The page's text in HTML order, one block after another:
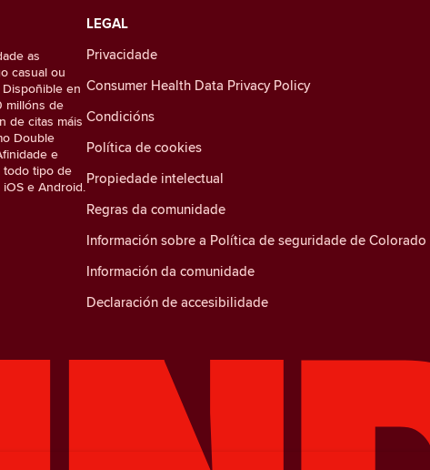
as
casual ou
en
millóns de
de citas máis
Double
e
todo tipo de
e Android.
LEGAL
Privacidade
Consumer Health Data Privacy Policy
Condicións
Política de cookies
Propiedade intelectual
Regras da comunidade
Información sobre a Política de seguridade de Colorado
Información da comunidade
Declaración de accesibilidade